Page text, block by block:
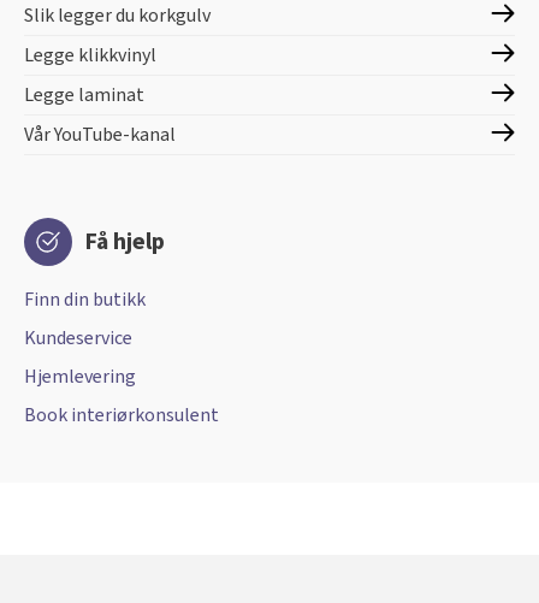
Slik legger du korkgulv
Legge klikkvinyl
Legge laminat
Vår YouTube-kanal
Få hjelp
Finn din butikk
Kundeservice
Hjemlevering
Book interiørkonsulent